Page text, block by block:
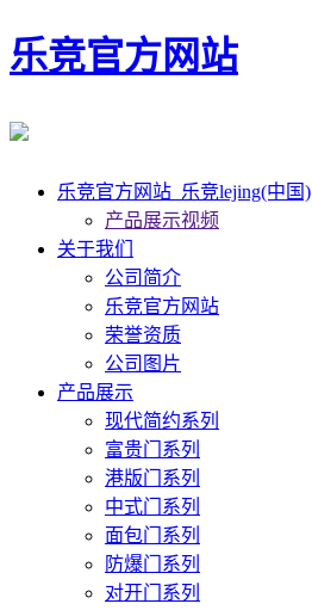
乐竞官方网站
乐竞官方网站_乐竞lejing(中国)
产品展示视频
关于我们
公司简介
乐竞官方网站
荣誉资质
公司图片
产品展示
现代简约系列
富贵门系列
港版门系列
中式门系列
面包门系列
防爆门系列
对开门系列